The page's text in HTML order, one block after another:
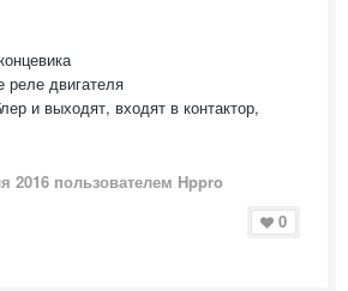
реле двигателя
и выходят, входят в контактор,
2016 пользователем Hppro
0